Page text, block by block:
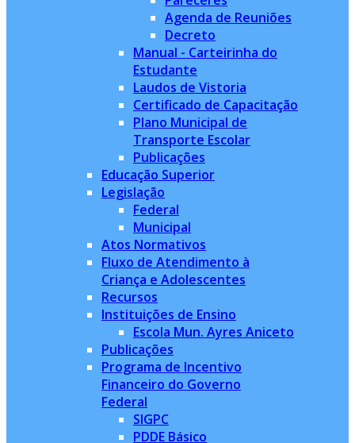
Agenda de Reuniões
Decreto
Manual - Carteirinha do
Estudante
Laudos de Vistoria
Certificado de Capacitação
Plano Municipal de
Transporte Escolar
Publicações
Educação Superior
Legislação
Federal
Municipal
Atos Normativos
Fluxo de Atendimento à
Criança e Adolescentes
Recursos
Instituições de Ensino
Escola Mun. Ayres Aniceto
Publicações
Programa de Incentivo
Financeiro do Governo
Federal
SIGPC
PDDE Básico